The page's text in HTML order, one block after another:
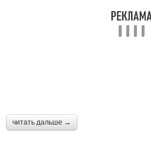
читать дальше →